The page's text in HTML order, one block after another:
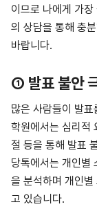
이므로 나에게 가
의 상담을 통해 충
바랍니다.
① 발표 불안
많은 사람들이 발
학원에서는 심리적
절 등을 통해 발표
당톡에서는 개인별
을 분석하며 개인별
고 있습니다.